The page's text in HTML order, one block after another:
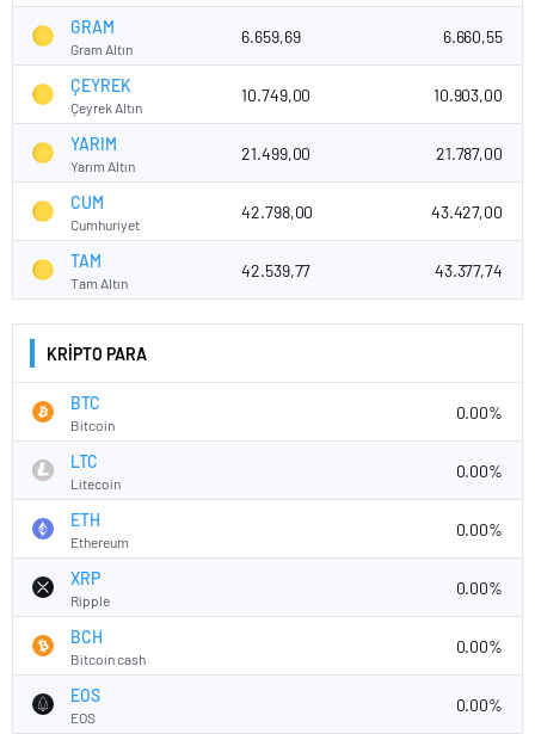
GRAM
Gram Altın
6.659,69 6.660,55
ÇEYREK
Çeyrek Altın
10.749,00 10.903,00
YARIM
Yarım Altın
21.499,00 21.787,00
CUM
Cumhuriyet
42.798,00 43.427,00
TAM
Tam Altın
42.539,77 43.377,74
KRİPTO PARA
BTC
Bitcoin
0.00%
LTC
Litecoin
0.00%
ETH
Ethereum
0.00%
XRP
Ripple
0.00%
BCH
Bitcoin cash
0.00%
EOS
EOS
0.00%